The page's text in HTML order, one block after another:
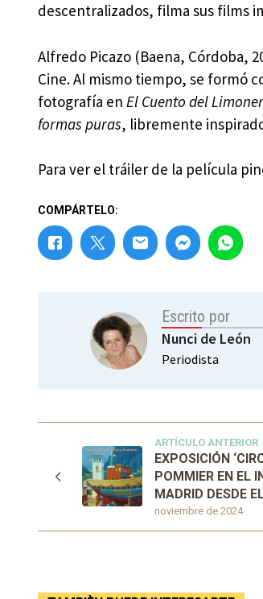
descentralizados, filma sus films
Alfredo Picazo (Baena, Córdoba,
Cine. Al mismo tiempo, se formó
fotografía en El Cuento del
formas puras, libremente
Para ver el tráiler de la película
COMPÁRTELO:
Escrito por
Nunci de León
Periodista
ARTÍCULO ANTERIOR
noviembre de 2024
EXPOSICIÓN
POMMIER EN EL
MADRID DESDE